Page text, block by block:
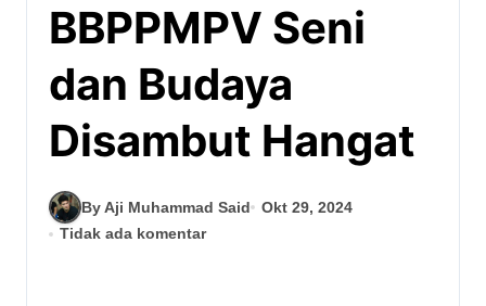
BBPPMPV Seni
dan Budaya
Disambut Hangat
By Aji Muhammad Said
Okt 29, 2024
Tidak ada komentar